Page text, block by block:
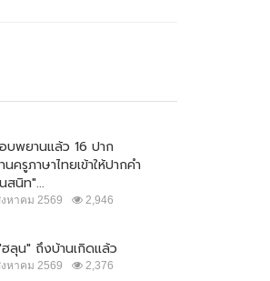
บพยานแล้ว 16 ปาก
นครูภาษาไทยเข้าให้ปากคำ
สนิท"...
หาคม 2569 2,946
ลุน" ถึงบ้านเกิดแล้ว
หาคม 2569 2,376